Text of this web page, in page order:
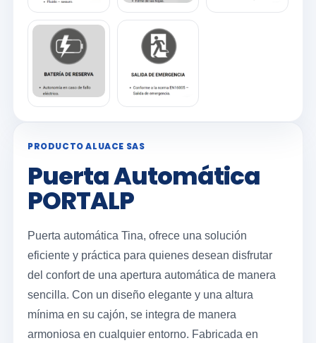
PRODUCTO ALUACE SAS
Puerta Automática
PORTALP
Puerta automática Tina, ofrece una solución
eficiente y práctica para quienes desean disfrutar
del confort de una apertura automática de manera
sencilla. Con un diseño elegante y una altura
mínima en su cajón, se integra de manera
armoniosa en cualquier entorno. Fabricada en